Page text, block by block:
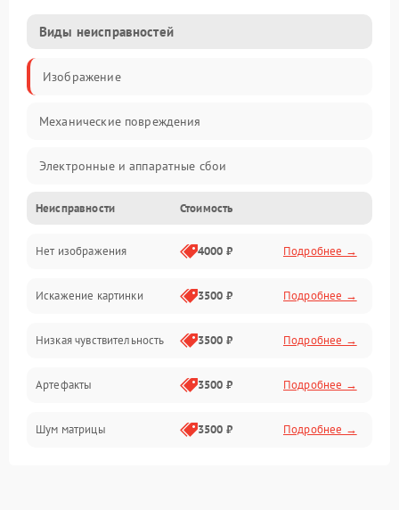
Виды неисправностей
Изображение
Механические повреждения
Электронные и аппаратные сбои
Неисправности сенсора и оптики
Программные ошибки
Электропитание
Измерения
Матрица
Проблемы питания
Неисправности Стоимость
Нет изображения 4000 ₽ Подробнее →
Искажение картинки 3500 ₽ Подробнее →
Низкая чувствительность 3500 ₽ Подробнее →
Артефакты 3500 ₽ Подробнее →
Шум матрицы 3500 ₽ Подробнее →